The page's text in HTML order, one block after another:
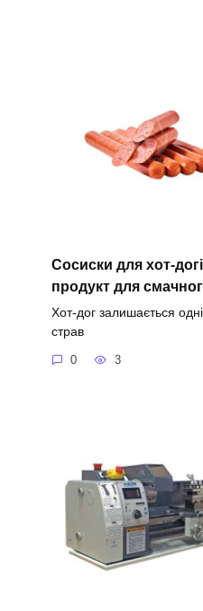
Сосиски для хот-
продукт для
Хот-дог залишається
страв
0 3